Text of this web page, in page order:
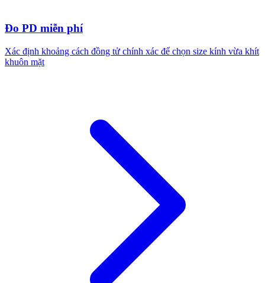
Đo PD miễn phí
Xác định khoảng cách đồng tử chính xác để chọn size kính vừa khít
khuôn mặt